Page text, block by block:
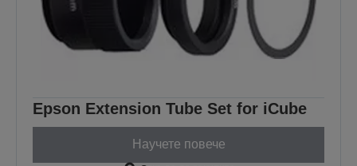
Epson Extension Tube Set for iCube
Научете повече